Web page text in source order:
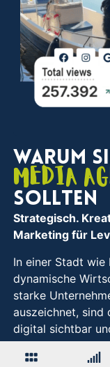
Warum
Media
sollten
Strategisch.
Marketing für
In einer Stadt wie
dynamische
starke
auszeichnet, sind
digital sichtbar
kommen wir ins
unterstützen wir